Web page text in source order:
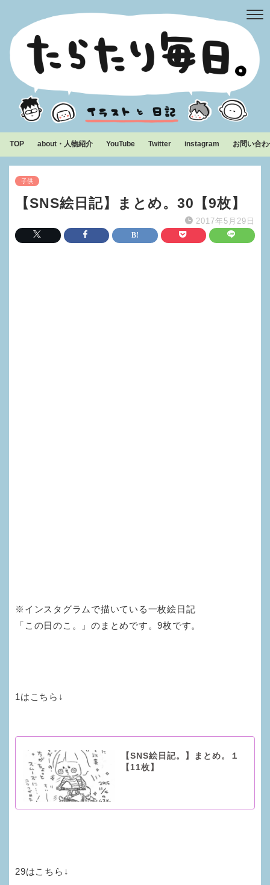
TOP about・人物紹介 YouTube Twitter instagram お問い合
子供
【SNS絵日記】まとめ。30【9枚】
2017年5月29日
※インスタグラムで描いている一枚絵日記
「この日のこ。」のまとめです。9枚です。
1はこちら↓
【SNS絵日記。】まとめ。１
【11枚】
29はこちら↓